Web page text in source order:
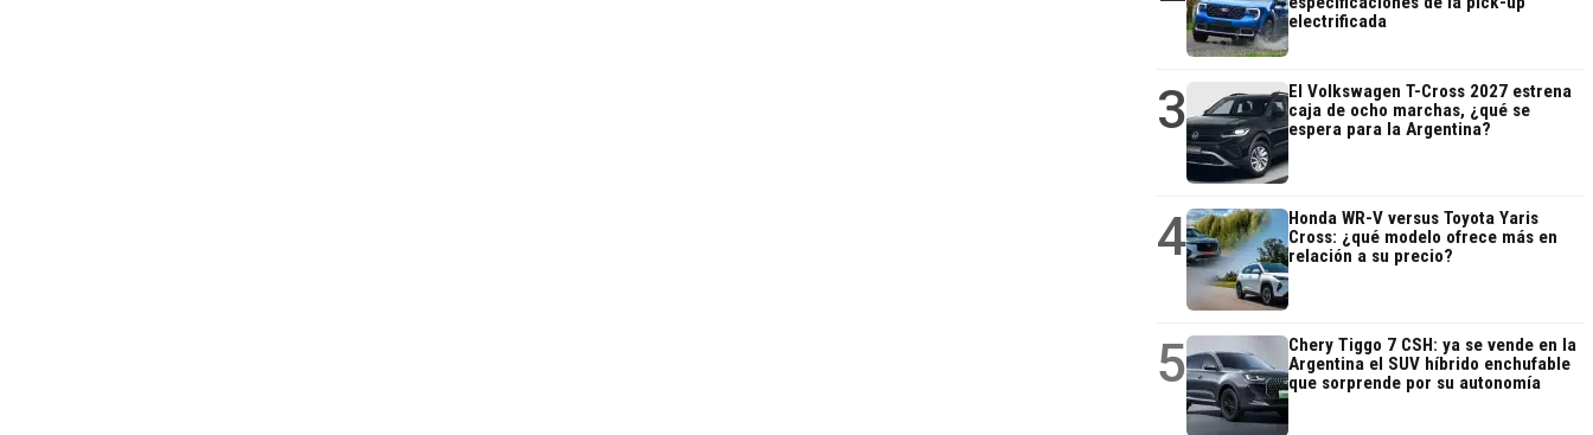
electrificada
3
El Volkswagen T-Cross 2027 estrena
caja de ocho marchas, ¿qué se
espera para la Argentina?
4
Honda WR-V versus Toyota Yaris
Cross: ¿qué modelo ofrece más en
relación a su precio?
5
Chery Tiggo 7 CSH: ya se vende en la
Argentina el SUV híbrido enchufable
que sorprende por su autonomía